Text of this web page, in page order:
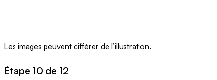
Les images peuvent différer de l’illustration.
Étape 10 de 12